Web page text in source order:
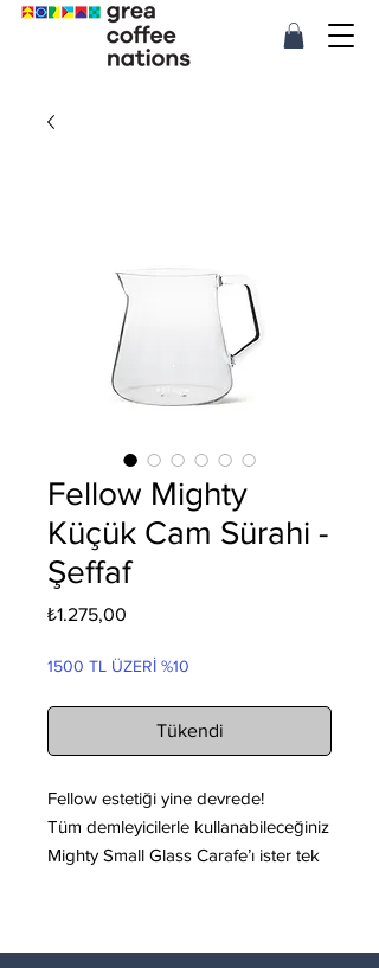
Fellow Mighty
Küçük Cam Sürahi -
Şeffaf
₺1.275,00
1500 TL ÜZERİ %10
Tükendi
Fellow estetiği yine devrede!
Tüm demleyicilerle kullanabileceğiniz
Mighty Small Glass Carafe’ı ister tek